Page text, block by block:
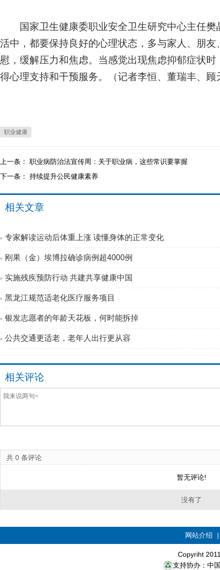
国家卫生健康委职业安全卫生研究中心主任樊
活中，都要保持良好的心理状态，多与家人、朋
慰，缓解压力和焦虑。当感觉出现焦虑抑郁症状
得心理支持和干预服务。（记者李恒、董瑞丰、顾
职业健康
上一条： 职业病防治法宣传周：关于职业病，这些常识要掌握
下一条： 持续提升公民健康素养
相关文章
专家解读运动后体重上涨 读懂身体的正常变化
刚果（金）埃博拉确诊病例超4000例
实施残疾预防行动 共建共享健康中国
黑龙江规范适老化医疗服务项目
银发志愿者的年龄天花板，何时能拆掉
公共交通更适老，老年人出行更从容
相关评论
共 0 条评论
暂无评论!
没有了
网站介绍
Copyriht
支持协办：中